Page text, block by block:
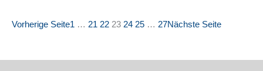
Vorherige Seite1 … 21 22 23 24 25 … 27Nächste Seite